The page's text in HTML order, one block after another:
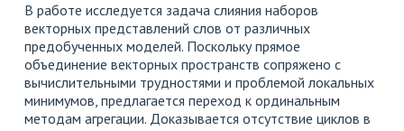
В работе исследуется задача слияния наборов
векторных представлений слов от различных
предобученных моделей. Поскольку прямое
объединение векторных пространств сопряжено с
вычислительными трудностями и проблемой локальных
минимумов, предлагается переход к ординальным
методам агрегации. Доказывается отсутствие циклов в